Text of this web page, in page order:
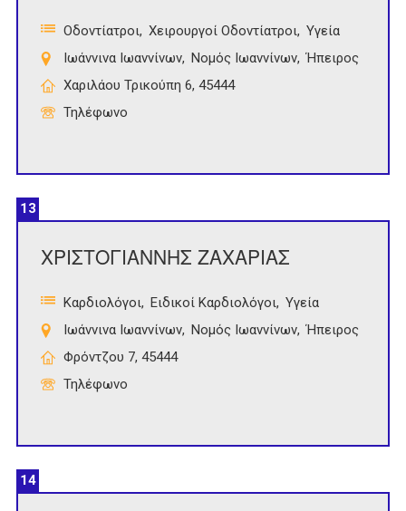
Οδοντίατροι Χειρουργοί Οδοντίατροι Υγεία
Ιωάννινα Ιωαννίνων
Νομός Ιωαννίνων Ήπειρος
Χαριλάου Τρικούπη 6, 45444
Τηλέφωνο
13
ΧΡΙΣΤΟΓΙΑΝΝΗΣ ΖΑΧΑΡΙΑΣ
Καρδιολόγοι Ειδικοί Καρδιολόγοι Υγεία
Ιωάννινα Ιωαννίνων
Νομός Ιωαννίνων Ήπειρος
Φρόντζου 7, 45444
Τηλέφωνο
14